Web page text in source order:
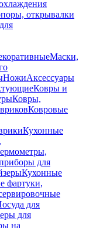
открывалки
Маски,
НожиАксессуары
Ковры и
Ковры,
Ковровые
Кухонные
для
Кухонные
фартуки,
для
для
на